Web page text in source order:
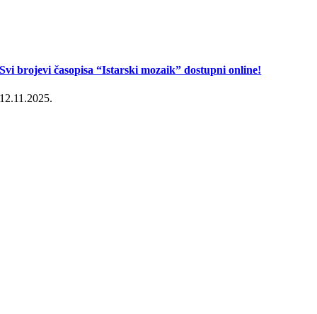
Svi brojevi časopisa “Istarski mozaik” dostupni online!
12.11.2025.